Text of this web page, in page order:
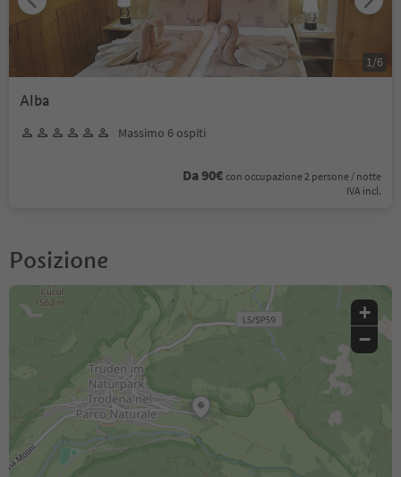
Alba
Massimo 6 ospiti
Da 90€ con occupazione 2 persone / notte
IVA incl.
1 /6
Posizione
+
−